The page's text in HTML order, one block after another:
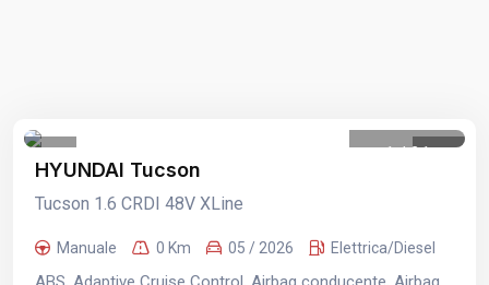
1 /21
HYUNDAI Tucson
Tucson 1.6 CRDI 48V XLine
Manuale 0 Km 05 / 2026 Elettrica/Diesel